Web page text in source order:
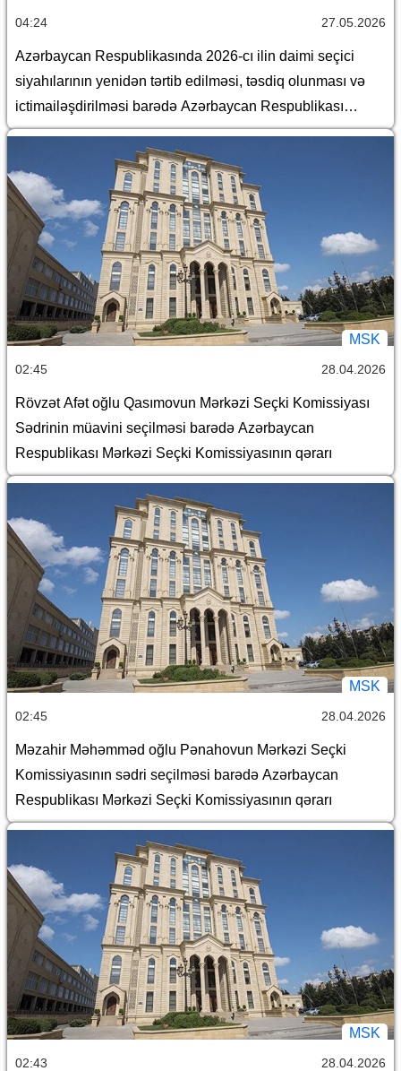
04:24 27.05.2026
Azərbaycan Respublikasında 2026-cı ilin daimi seçici
siyahılarının yenidən tərtib edilməsi, təsdiq olunması və
ictimailəşdirilməsi barədə Azərbaycan Respublikası
Mərkəzi Seçki Komissiyasının qərarı
MSK
02:45 28.04.2026
Rövzət Afət oğlu Qasımovun Mərkəzi Seçki Komissiyası
Sədrinin müavini seçilməsi barədə Azərbaycan
Respublikası Mərkəzi Seçki Komissiyasının qərarı
MSK
02:45 28.04.2026
Məzahir Məhəmməd oğlu Pənahovun Mərkəzi Seçki
Komissiyasının sədri seçilməsi barədə Azərbaycan
Respublikası Mərkəzi Seçki Komissiyasının qərarı
MSK
02:43 28.04.2026